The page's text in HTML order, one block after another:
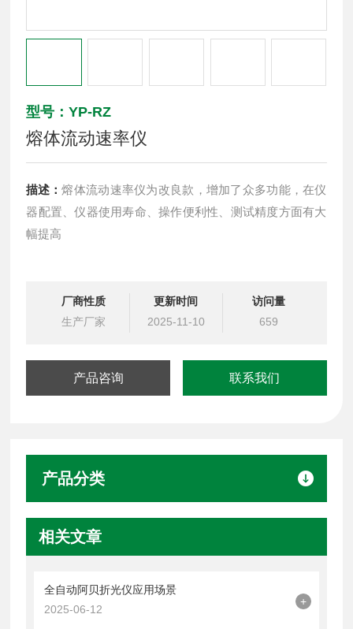
型号：YP-RZ
熔体流动速率仪
描述：熔体流动速率仪为改良款，增加了众多功能，在仪
器配置、仪器使用寿命、操作便利性、测试精度方面有大
幅提高
厂商性质
生产厂家
更新时间
2025-11-10
访问量
659
产品咨询 联系我们
产品分类
相关文章
全自动阿贝折光仪应用场景
2025-06-12
+